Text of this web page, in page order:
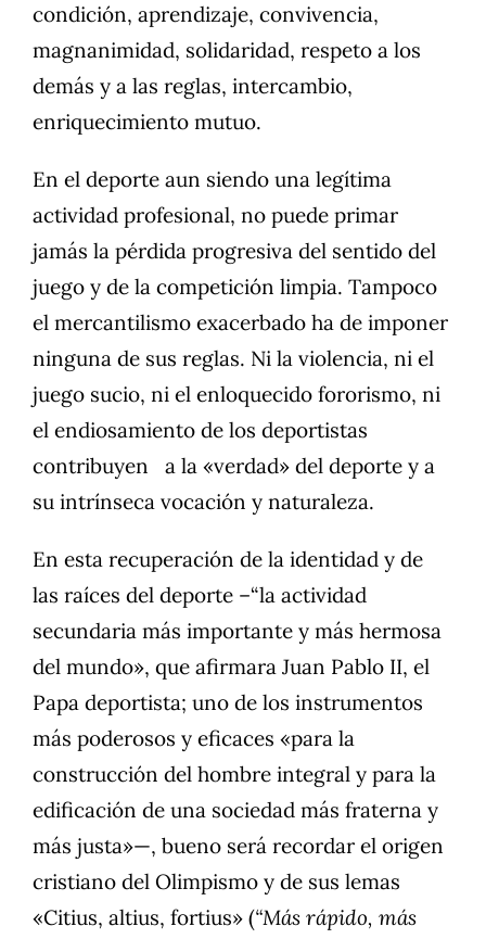
condición, aprendizaje, convivencia,
magnanimidad, solidaridad, respeto a los
demás y a las reglas, intercambio,
enriquecimiento mutuo.
En el deporte aun siendo una legítima
actividad profesional, no puede primar
jamás la pérdida progresiva del sentido del
juego y de la competición limpia. Tampoco
el mercantilismo exacerbado ha de imponer
ninguna de sus reglas. Ni la violencia, ni el
juego sucio, ni el enloquecido fororismo, ni
el endiosamiento de los deportistas
contribuyen a la «verdad» del deporte y a
su intrínseca vocación y naturaleza.
En esta recuperación de la identidad y de
las raíces del deporte –“la actividad
secundaria más importante y más hermosa
del mundo», que afirmara Juan Pablo II, el
Papa deportista; uno de los instrumentos
más poderosos y eficaces «para la
construcción del hombre integral y para la
edificación de una sociedad más fraterna y
más justa»—, bueno será recordar el origen
cristiano del Olimpismo y de sus lemas
«Citius, altius, fortius» (“Más rápido, más